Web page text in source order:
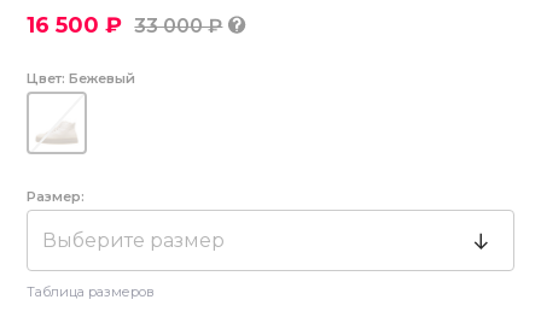
16 500 ₽ 33 000 ₽
Цвет: Бежевый
Размер:
Выберите размер
Таблица размеров